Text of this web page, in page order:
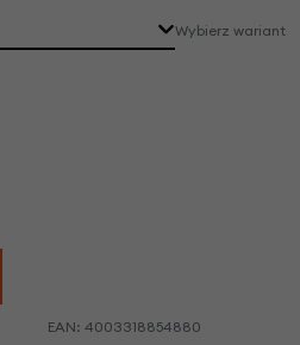
Wybierz wariant
EAN: 4003318854880